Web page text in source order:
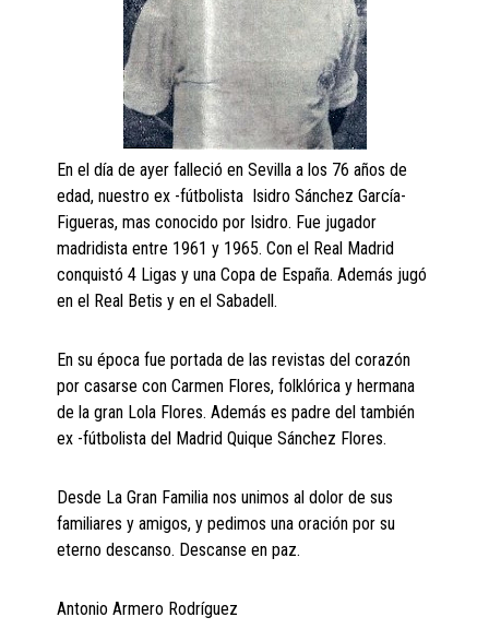
En el día de ayer falleció en Sevilla a los 76 años de
edad, nuestro ex -fútbolista Isidro Sánchez García-
Figueras, mas conocido por Isidro. Fue jugador
madridista entre 1961 y 1965. Con el Real Madrid
conquistó 4 Ligas y una Copa de España. Además jugó
en el Real Betis y en el Sabadell.
En su época fue portada de las revistas del corazón
por casarse con Carmen Flores, folklórica y hermana
de la gran Lola Flores. Además es padre del también
ex -fútbolista del Madrid Quique Sánchez Flores.
Desde La Gran Familia nos unimos al dolor de sus
familiares y amigos, y pedimos una oración por su
eterno descanso. Descanse en paz.
Antonio Armero Rodríguez